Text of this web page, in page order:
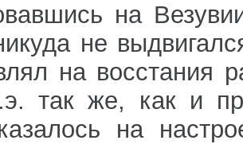
на
не
на восстания
так же, как и
на